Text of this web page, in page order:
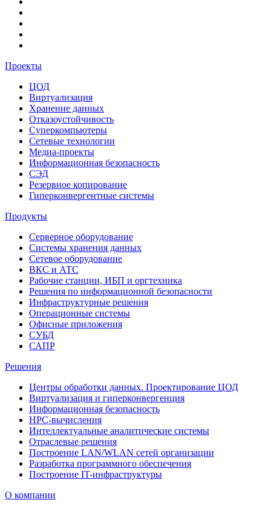
Проекты
ЦОД
Виртуализация
Хранение данных
Отказоустойчивость
Суперкомпьютеры
Сетевые технологии
Медиа-проекты
Информационная безопасность
СЭД
Резервное копирование
Гиперконвергентные системы
Продукты
Серверное оборудование
Системы хранения данных
Сетевое оборудование
ВКС и АТС
Рабочие станции, ИБП и оргтехника
Решения по информационной безопасности
Инфраструктурные решения
Операционные системы
Офисные приложения
СУБД
САПР
Решения
Центры обработки данных. Проектирование ЦОД
Виртуализация и гиперконвергенция
Информационная безопасность
HPC-вычисления
Интеллектуальные аналитические системы
Отраслевые решения
Построение LAN/WLAN сетей организации
Разработка программного обеспечения
Построение IT-инфраструктуры
О компании